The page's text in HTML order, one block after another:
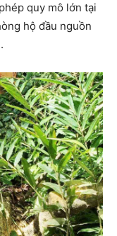
quy mô lớn tại
hộ đầu nguồn